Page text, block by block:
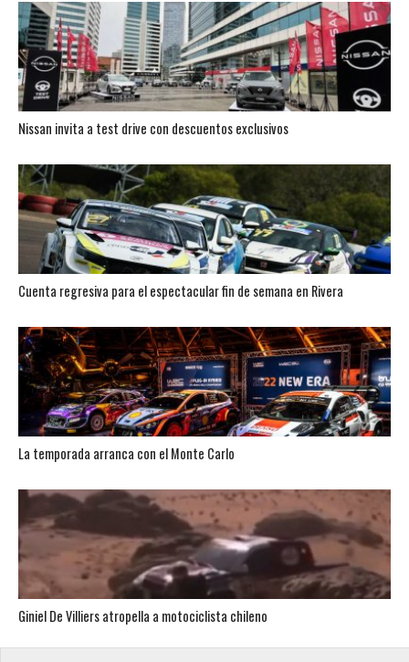
Nissan invita a test drive con descuentos exclusivos
Cuenta regresiva para el espectacular fin de semana en Rivera
La temporada arranca con el Monte Carlo
Giniel De Villiers atropella a motociclista chileno